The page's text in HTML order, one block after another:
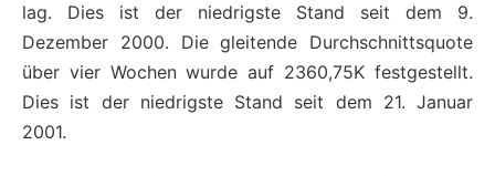
lag. Dies ist der niedrigste Stand seit dem 9.
Dezember 2000. Die gleitende Durchschnittsquote
über vier Wochen wurde auf 2360,75K festgestellt.
Dies ist der niedrigste Stand seit dem 21. Januar
2001.